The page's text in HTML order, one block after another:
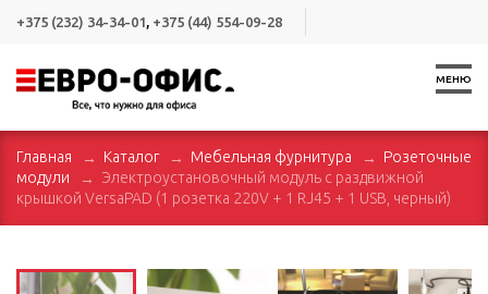
+375 (232) 34-34-01, +375 (44) 554-09-28
МЕНЮ
Главная Каталог Мебельная фурнитура
Розеточные
модули
Электроустановочный модуль с раздвижной
крышкой VersaPAD (1 розетка 220V + 1 RJ45 + 1 USB, черный)